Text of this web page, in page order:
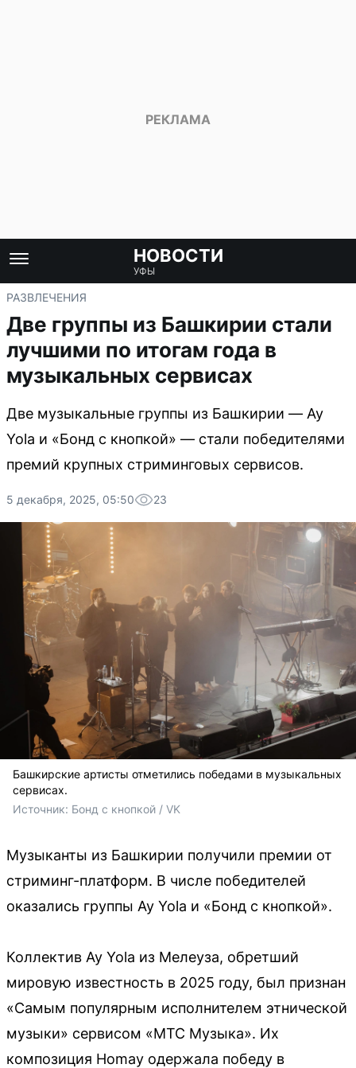
НОВОСТИ
УФЫ
РАЗВЛЕЧЕНИЯ
Две группы из Башкирии стали
лучшими по итогам года в
музыкальных сервисах
Две музыкальные группы из Башкирии — Ay
Yola и «Бонд с кнопкой» — стали победителями
премий крупных стриминговых сервисов.
5 декабря, 2025, 05:50 23
Башкирские артисты отметились победами в музыкальных
сервисах.
Источник: Бонд с кнопкой / VK
Музыканты из Башкирии получили премии от
стриминг-платформ. В числе победителей
оказались группы Ay Yola и «Бонд с кнопкой».
Коллектив Ay Yola из Мелеуза, обретший
мировую известность в 2025 году, был признан
«Самым популярным исполнителем этнической
музыки» сервисом «МТС Музыка». Их
композиция Homay одержала победу в